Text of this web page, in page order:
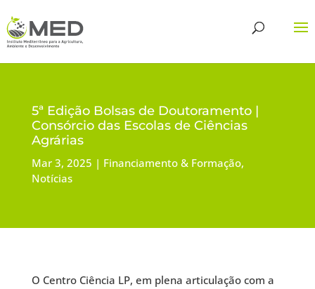
5ª Edição Bolsas de Doutoramento |
Consórcio das Escolas de Ciências
Agrárias
Mar 3, 2025 Financiamento & Formação,
Notícias
O Centro Ciência LP, em plena articulação com a